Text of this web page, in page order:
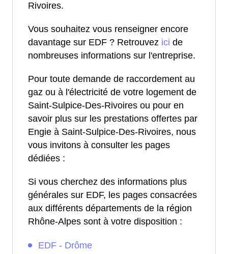
Rivoires.
Vous souhaitez vous renseigner encore
davantage sur EDF ? Retrouvez ici de
nombreuses informations sur l'entreprise.
Pour toute demande de raccordement au
gaz ou à l'électricité de votre logement de
Saint-Sulpice-Des-Rivoires ou pour en
savoir plus sur les prestations offertes par
Engie à Saint-Sulpice-Des-Rivoires, nous
vous invitons à consulter les pages
dédiées :
Si vous cherchez des informations plus
générales sur EDF, les pages consacrées
aux différents départements de la région
Rhône-Alpes sont à votre disposition :
EDF - Drôme